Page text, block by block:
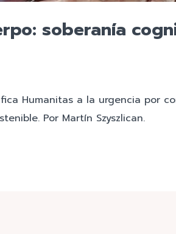
soberanía
Humanitas a la urgencia por
Por Martín Szyszlican.